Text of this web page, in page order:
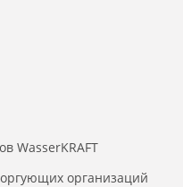
WasserKRAFT
организаций